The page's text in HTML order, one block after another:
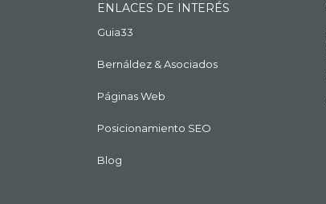
ENLACES DE INTERÉS
Guia33
Bernáldez & Asociados
Páginas Web
Posicionamiento SEO
Blog